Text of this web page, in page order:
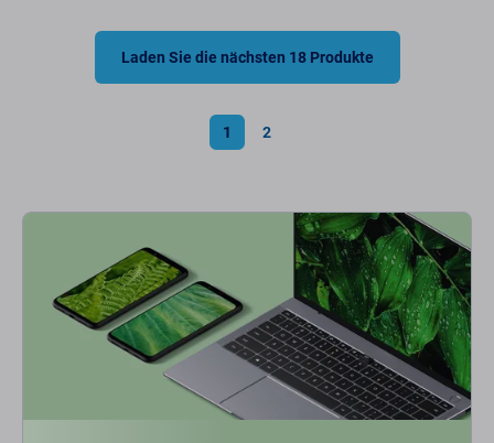
Laden Sie die nächsten 18 Produkte
1 2